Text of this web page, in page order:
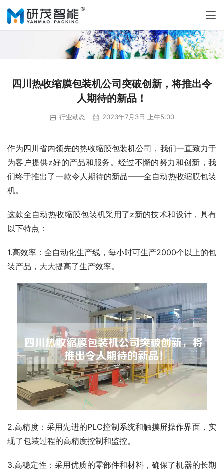
四川热收缩膜包装机公司突破创新，将推出令
人期待的新品！
行业动态 2023年7月3日 上午5:00
作为四川省内领先的热收缩膜包装机公司，我们一直致力于
为客户提供z好的产品和服务。经过不懈的努力和创新，我
们终于推出了一款令人期待的新品——全自动热收缩膜包装
机。
这款全自动热收缩膜包装机采用了z新的技术和设计，具有
以下特点：
1.高效率：全自动化生产线，每小时可生产2000个以上的包
装产品，大大提高了生产效率。
2.高精度：采用先进的PLC控制系统和触摸屏操作界面，实
现了包装过程的高精度控制和监控。
3.高稳定性：采用优质的零部件和材料，确保了机器的长期